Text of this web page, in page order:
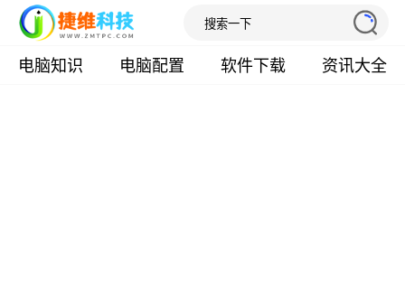
电脑知识 电脑配置 软件下载 资讯大全